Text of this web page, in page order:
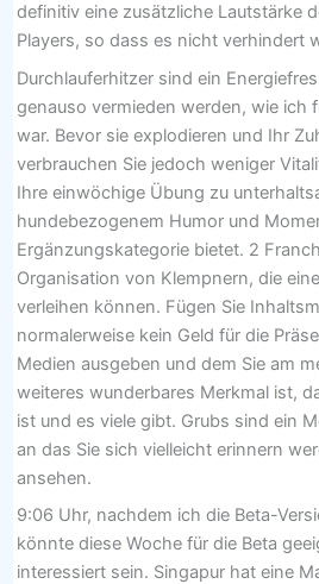
definitiv eine zusätzliche Lautstärke
Players, so dass es nicht verhindert
Durchlauferhitzer sind ein
genauso vermieden werden, wie ich
war. Bevor sie explodieren und Ihr
verbrauchen Sie jedoch weniger
Ihre einwöchige Übung zu
hundebezogenem Humor und
Ergänzungskategorie bietet. 2
Organisation von Klempnern, die
verleihen können. Fügen Sie
normalerweise kein Geld für die
Medien ausgeben und dem Sie am
weiteres wunderbares Merkmal ist,
ist und es viele gibt. Grubs sind ein
an das Sie sich vielleicht erinnern
ansehen.
9:06 Uhr, nachdem ich die Beta-
könnte diese Woche für die Beta
interessiert sein. Singapur hat eine